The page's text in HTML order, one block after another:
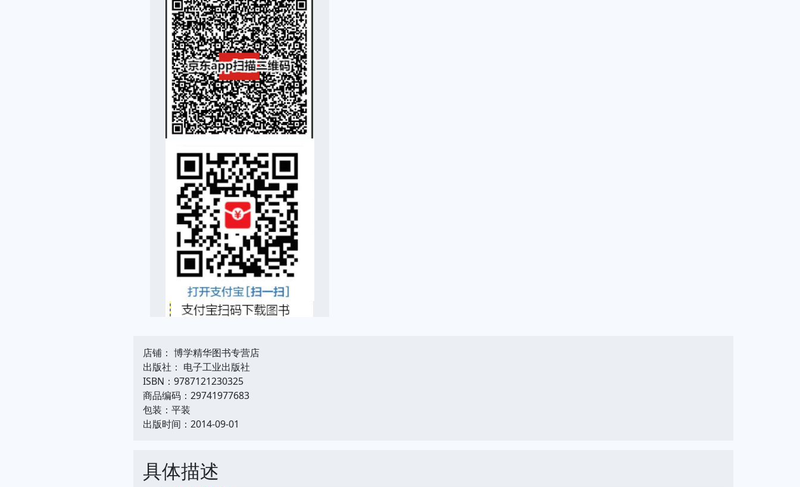
店铺： 博学精华图书专营店
出版社： 电子工业出版社
ISBN：9787121230325
商品编码：29741977683
包装：平装
出版时间：2014-09-01
具体描述